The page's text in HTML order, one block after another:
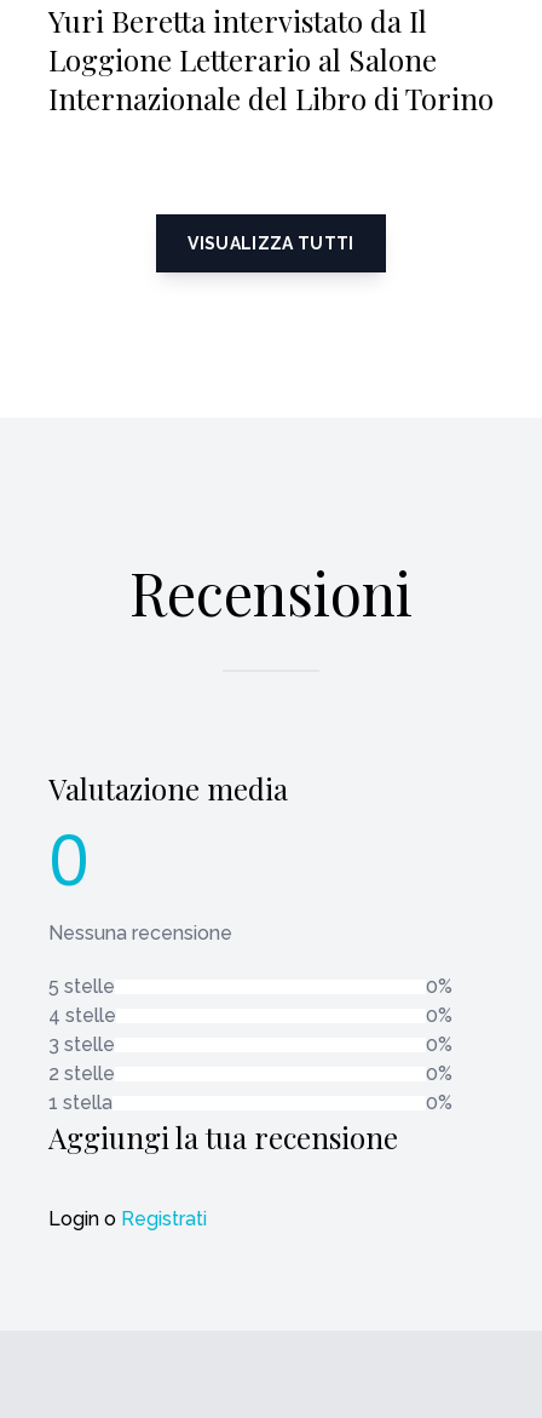
Yuri Beretta intervistato da Il
Loggione Letterario al Salone
Internazionale del Libro di Torino
VISUALIZZA TUTTI
Recensioni
Valutazione media
0
Nessuna recensione
5 stelle
0%
4 stelle
0%
3 stelle
0%
2 stelle
0%
1 stella
0%
Aggiungi la tua recensione
Login o Registrati